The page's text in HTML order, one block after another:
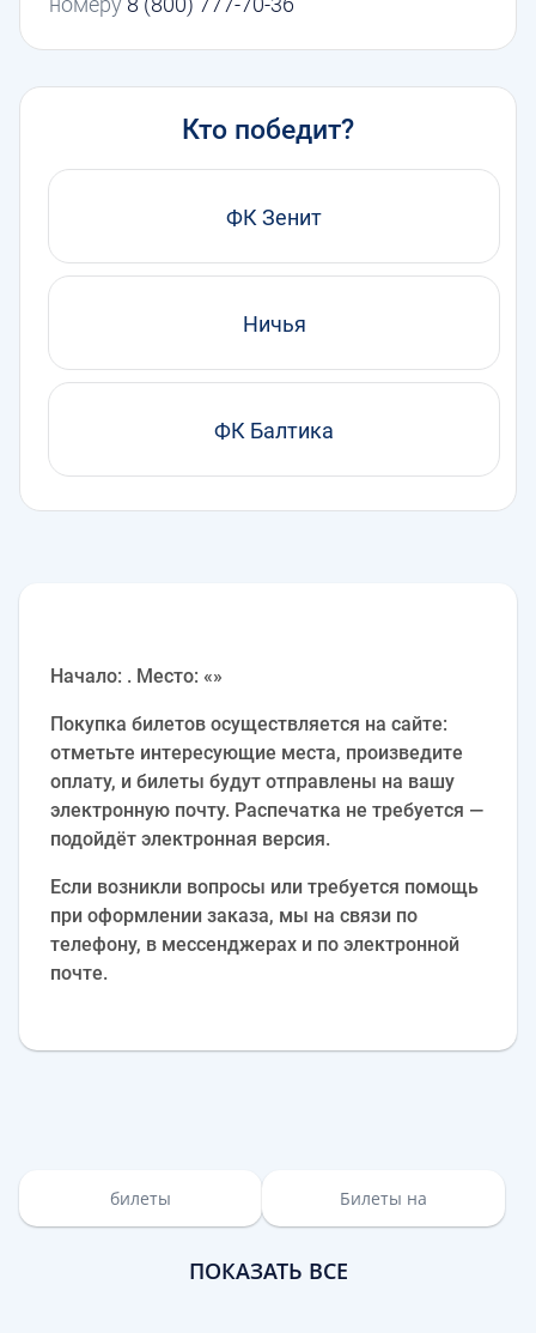
Кто победит?
ФК Зенит
Ничья
ФК Балтика
Начало: . Место: «»
Покупка билетов осуществляется на сайте:
отметьте интересующие места, произведите
оплату, и билеты будут отправлены на вашу
электронную почту. Распечатка не требуется —
подойдёт электронная версия.
Если возникли вопросы или требуется помощь
при оформлении заказа, мы на связи по
телефону, в мессенджерах и по электронной
почте.
билеты Билеты на
ПОКАЗАТЬ ВСЕ